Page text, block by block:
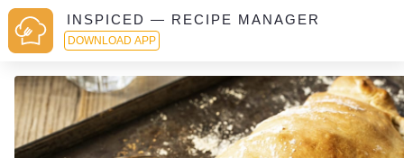
INSPICED — RECIPE MANAGER
DOWNLOAD APP